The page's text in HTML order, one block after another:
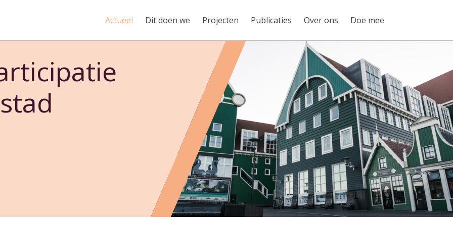
Actueel Dit doen we Projecten Publicaties Over ons Doe mee